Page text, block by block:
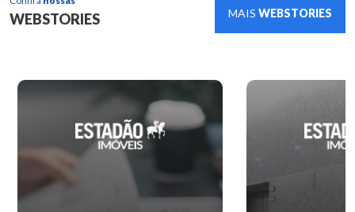
WEBSTORIES MAIS WEBSTORIES